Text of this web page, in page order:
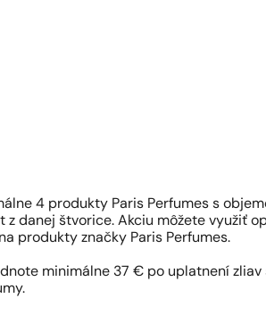
4 produkty Paris Perfumes s
danej štvorice. Akciu môžete využiť
produkty značky Paris Perfumes.
minimálne 37 € po uplatnení